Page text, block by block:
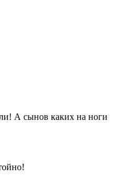
А сынов каких на ноги